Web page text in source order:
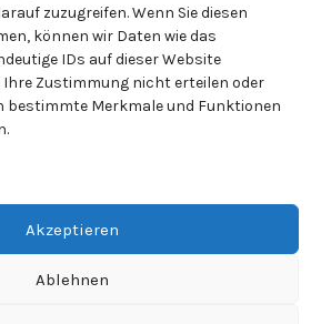
zuzugreifen. Wenn Sie diesen
können wir Daten wie das
IDs auf dieser Website
Ihre Zustimmung nicht erteilen oder
bestimmte Merkmale und Funktionen
Akzeptieren
Ablehnen
tholen.de